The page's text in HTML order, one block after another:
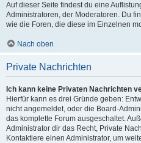
Auf dieser Seite findest du eine
Administratoren, der Moderatoren. Du
wie die Foren, die diese im Einzelnen
Nach oben
Private Nachrichten
Ich kann keine Privaten Nachrichten
Hierfür kann es drei Gründe geben:
nicht angemeldet, oder die Board-
das komplette Forum ausgeschaltet.
Administrator dir das Recht, Private
Kontaktiere einen Administrator, um